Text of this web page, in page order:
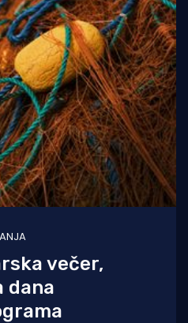
večer,
dana